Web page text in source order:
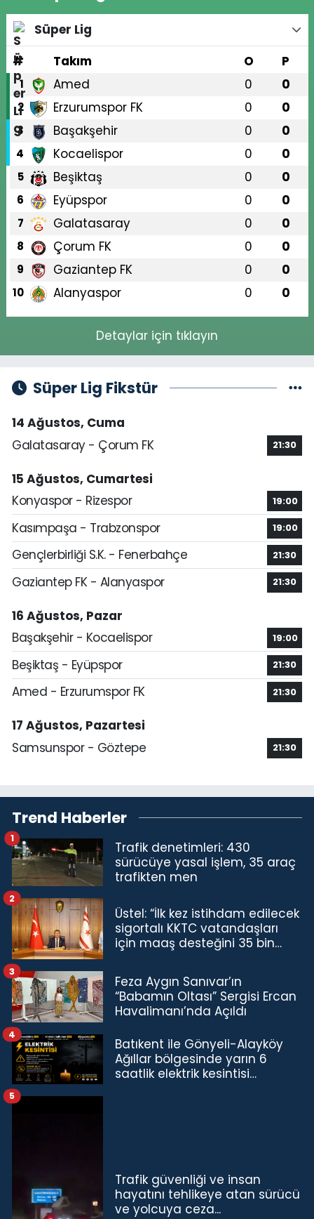
Süper Lig
#
Takım O P
1 Amed 0 0
2 Erzurumspor FK 0 0
3 Başakşehir 0 0
4 Kocaelispor 0 0
5 Beşiktaş 0 0
6 Eyüpspor 0 0
7 Galatasaray 0 0
8 Çorum FK 0 0
9 Gaziantep FK 0 0
10 Alanyaspor 0 0
Detaylar için tıklayın
Süper Lig Fikstür
14 Ağustos, Cuma
Galatasaray - Çorum FK
21:30
15 Ağustos, Cumartesi
Konyaspor - Rizespor
19:00
Kasımpaşa - Trabzonspor 19:00
Gençlerbirliği S.K. - Fenerbahçe 21:30
Gaziantep FK - Alanyaspor 21:30
16 Ağustos, Pazar
Başakşehir - Kocaelispor
19:00
Beşiktaş - Eyüpspor 21:30
Amed - Erzurumspor FK 21:30
17 Ağustos, Pazartesi
Samsunspor - Göztepe
21:30
Trend Haberler
Trafik denetimleri: 430
sürücüye yasal işlem, 35 araç
trafikten men
1
Üstel: “İlk kez istihdam edilecek
sigortalı KKTC vatandaşları
için maaş desteğini 35 bin
2
Feza Aygın Sanıvar’ın
“Babamın Oltası” Sergisi Ercan
Havalimanı’nda Açıldı
3
Batıkent ile Gönyeli-Alayköy
Ağıllar bölgesinde yarın 6
saatlik elektrik kesintisi…
4
Trafik güvenliği ve insan
hayatını tehlikeye atan sürücü
ve yolcuya ceza...
5